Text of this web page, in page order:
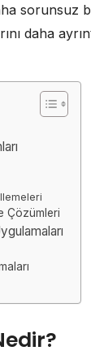
sorunsuz
daha
Çözümleri